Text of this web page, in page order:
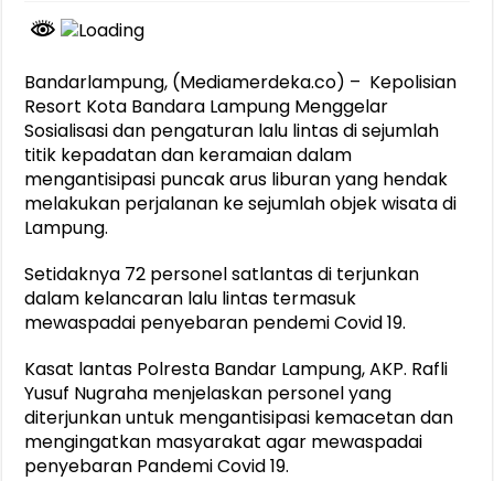
Bandarlampung, (Mediamerdeka.co) – Kepolisian
Resort Kota Bandara Lampung Menggelar
Sosialisasi dan pengaturan lalu lintas di sejumlah
titik kepadatan dan keramaian dalam
mengantisipasi puncak arus liburan yang hendak
melakukan perjalanan ke sejumlah objek wisata di
Lampung.
Setidaknya 72 personel satlantas di terjunkan
dalam kelancaran lalu lintas termasuk
mewaspadai penyebaran pendemi Covid 19.
Kasat lantas Polresta Bandar Lampung, AKP. Rafli
Yusuf Nugraha menjelaskan personel yang
diterjunkan untuk mengantisipasi kemacetan dan
mengingatkan masyarakat agar mewaspadai
penyebaran Pandemi Covid 19.